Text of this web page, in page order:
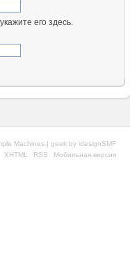
его здесь.
Machines | geek by idesignSMF
XHTML
RSS Мобильная версия